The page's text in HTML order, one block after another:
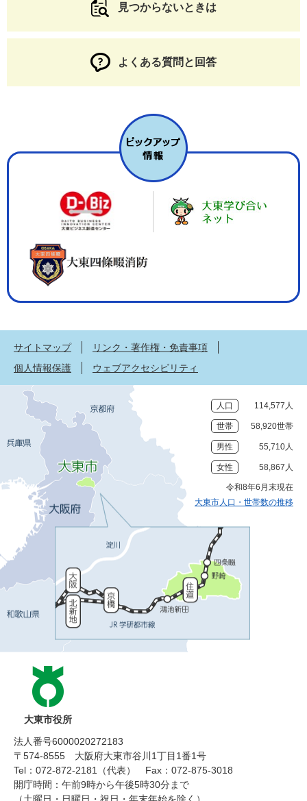
見つからないときは
よくある質問と回答
サイトマップ
リンク・著作権・免責事項
個人情報保護
ウェブアクセシビリティ
人口 114,577人
世帯 58,920世帯
男性 55,710人
女性 58,867人
令和8年6月末現在
大東市人口・世帯数の推移
大東市役所
法人番号6000020272183
〒574-8555 大阪府大東市谷川1丁目1番1号
Tel：072-872-2181（代表）
Fax：072-875-3018
開庁時間：午前9時から午後5時30分まで